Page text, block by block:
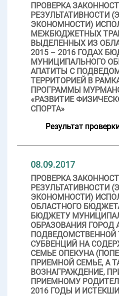
ПРОВЕРКА
РЕЗУЛЬТАТИВНОСТИ
ЭКОНОМНОСТИ)
МЕЖБЮДЖЕТНЫХ
ВЫДЕЛЕННЫХ ИЗ
2015 – 2016 ГОДАХ
МУНИЦИПАЛЬНОГО
АПАТИТЫ С
ТЕРРИТОРИЕЙ В
ПРОГРАММЫ
«РАЗВИТИЕ
СПОРТА»
Результат
08.09.2017
ПРОВЕРКА
РЕЗУЛЬТАТИВНОСТИ
ЭКОНОМНОСТИ)
ОБЛАСТНОГО
БЮДЖЕТУ
ОБРАЗОВАНИЯ ГОРОД
ПОДВЕДОМСТВЕННОЙ
СУБВЕНЦИЙ НА
СЕМЬЕ ОПЕКУНА
ПРИЕМНОЙ СЕМЬЕ, А
ВОЗНАГРАЖДЕНИЕ,
ПРИЕМНОМУ
2016 ГОДЫ И